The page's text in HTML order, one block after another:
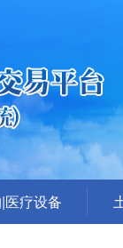
医疗设备